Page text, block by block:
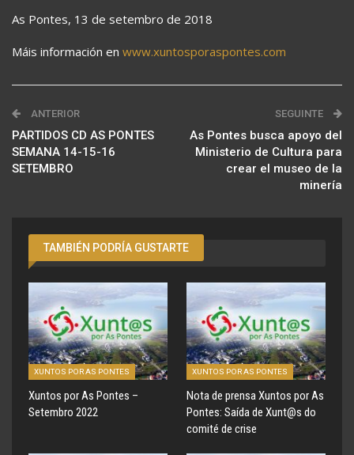
As Pontes, 13 de setembro de 2018
Máis información en www.xuntosporaspontes.com
ANTERIOR
PARTIDOS CD AS PONTES
SEMANA 14-15-16
SETEMBRO
SEGUINTE
As Pontes busca apoyo del
Ministerio de Cultura para
crear el museo de la
minería
TAMBIÉN PODRÍA GUSTARTE
XUNTOS POR AS PONTES
Xuntos por As Pontes –
Setembro 2022
XUNTOS POR AS PONTES
Nota de prensa Xuntos por As
Pontes: Saída de Xunt@s do
comité de crise